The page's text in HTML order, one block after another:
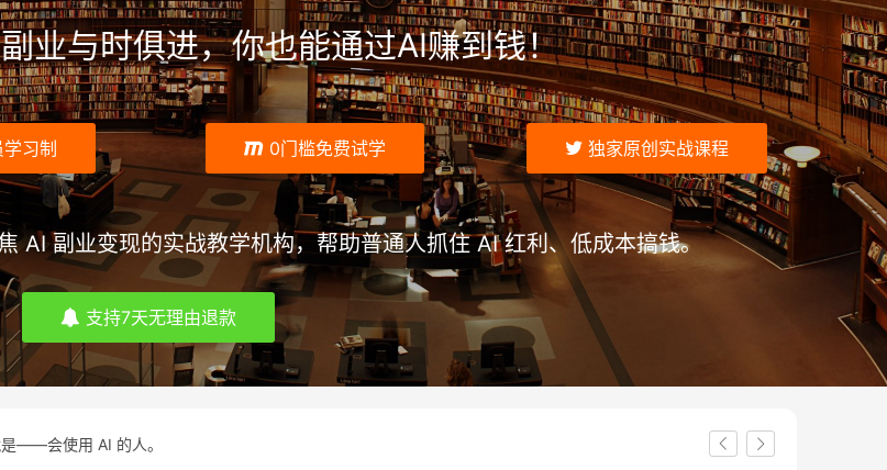
业与时俱进，你也能通过AI赚到钱！
习制 0门槛免费试学 独家原创实战课程
AI 副业变现的实战教学机构，帮助普通人抓住 AI 红利、低成本搞钱。
支持7天无理由退款
——会使用 AI 的人。